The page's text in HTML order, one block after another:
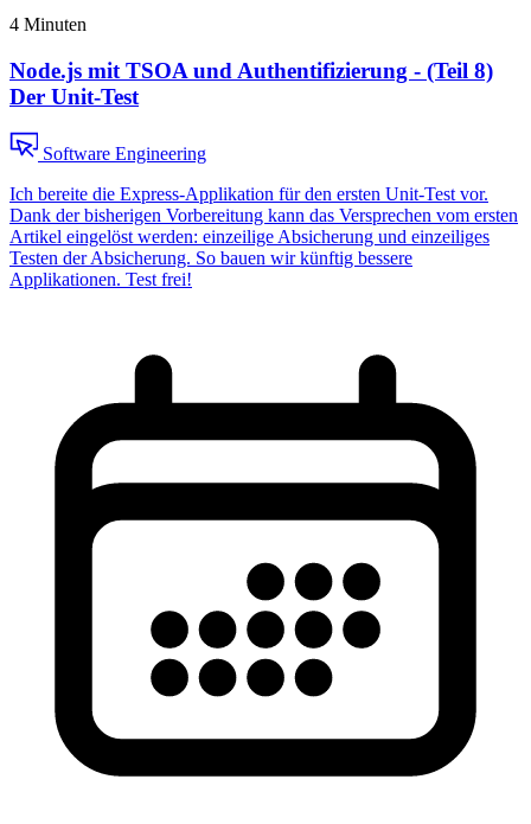
4 Minuten
Node.js mit TSOA und Authentifizierung - (Teil 8)
Der Unit-Test
Software Engineering
Ich bereite die Express-Applikation für den ersten Unit-Test vor.
Dank der bisherigen Vorbereitung kann das Versprechen vom ersten
Artikel eingelöst werden: einzeilige Absicherung und einzeiliges
Testen der Absicherung. So bauen wir künftig bessere
Applikationen. Test frei!